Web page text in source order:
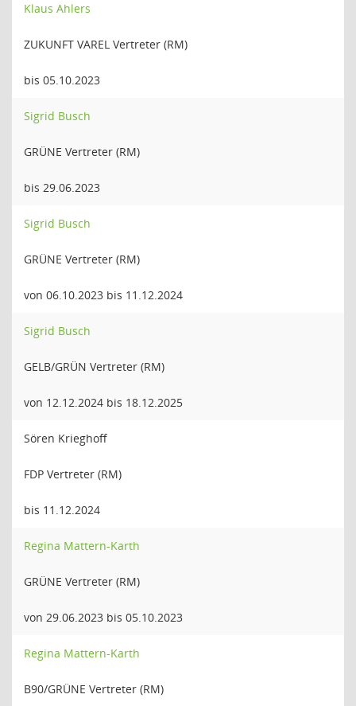
Klaus Ahlers
ZUKUNFT VAREL Vertreter (RM)
bis 05.10.2023
Sigrid Busch
GRÜNE Vertreter (RM)
bis 29.06.2023
Sigrid Busch
GRÜNE Vertreter (RM)
von 06.10.2023 bis 11.12.2024
Sigrid Busch
GELB/GRÜN Vertreter (RM)
von 12.12.2024 bis 18.12.2025
Sören Krieghoff
FDP Vertreter (RM)
bis 11.12.2024
Regina Mattern-Karth
GRÜNE Vertreter (RM)
von 29.06.2023 bis 05.10.2023
Regina Mattern-Karth
B90/GRÜNE Vertreter (RM)